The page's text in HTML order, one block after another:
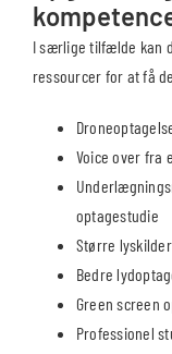
I særlige tilfælde kan
ressourcer for at få
Voice over fra
optagestudie
Større lyskilder
Bedre
Green screen
Professionel